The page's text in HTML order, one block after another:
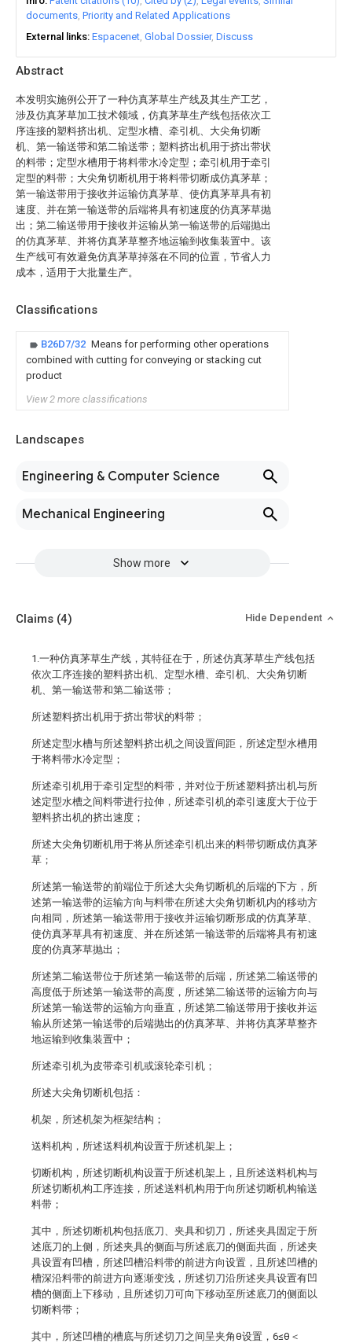
Abstract
本发明实施例公开了一种仿真茅草生产线及其生产工艺，
涉及仿真茅草加工技术领域，仿真茅草生产线包括依次工
序连接的塑料挤出机、定型水槽、牵引机、大尖角切断
机、第一输送带和第二输送带；塑料挤出机用于挤出带状
的料带；定型水槽用于将料带水冷定型；牵引机用于牵引
定型的料带；大尖角切断机用于将料带切断成仿真茅草；
第一输送带用于接收并运输仿真茅草、使仿真茅草具有初
速度、并在第一输送带的后端将具有初速度的仿真茅草抛
出；第二输送带用于接收并运输从第一输送带的后端抛出
的仿真茅草、并将仿真茅草整齐地运输到收集装置中。该
生产线可有效避免仿真茅草掉落在不同的位置，节省人力
成本，适用于大批量生产。
Classifications
B26D7/32 Means for performing other operations
combined with cutting for conveying or stacking cut
product
View 2 more classifications
Landscapes
Engineering & Computer Science
Mechanical Engineering
Show more
documents Priority and Related Applications
External links Espacenet Global Dossier Discuss
Claims (4) Hide Dependent
1.一种仿真茅草生产线，其特征在于，所述仿真茅草生产线包括
依次工序连接的塑料挤出机、定型水槽、牵引机、大尖角切断
机、第一输送带和第二输送带；
所述塑料挤出机用于挤出带状的料带；
所述定型水槽与所述塑料挤出机之间设置间距，所述定型水槽用
于将料带水冷定型；
所述牵引机用于牵引定型的料带，并对位于所述塑料挤出机与所
述定型水槽之间料带进行拉伸，所述牵引机的牵引速度大于位于
塑料挤出机的挤出速度；
所述大尖角切断机用于将从所述牵引机出来的料带切断成仿真茅
草；
所述第一输送带的前端位于所述大尖角切断机的后端的下方，所
述第一输送带的运输方向与料带在所述大尖角切断机内的移动方
向相同，所述第一输送带用于接收并运输切断形成的仿真茅草、
使仿真茅草具有初速度、并在所述第一输送带的后端将具有初速
度的仿真茅草抛出；
所述第二输送带位于所述第一输送带的后端，所述第二输送带的
高度低于所述第一输送带的高度，所述第二输送带的运输方向与
所述第一输送带的运输方向垂直，所述第二输送带用于接收并运
输从所述第一输送带的后端抛出的仿真茅草、并将仿真茅草整齐
地运输到收集装置中；
所述牵引机为皮带牵引机或滚轮牵引机；
所述大尖角切断机包括：
机架，所述机架为框架结构；
送料机构，所述送料机构设置于所述机架上；
切断机构，所述切断机构设置于所述机架上，且所述送料机构与
所述切断机构工序连接，所述送料机构用于向所述切断机构输送
料带；
其中，所述切断机构包括底刀、夹具和切刀，所述夹具固定于所
述底刀的上侧，所述夹具的侧面与所述底刀的侧面共面，所述夹
具设置有凹槽，所述凹槽沿料带的前进方向设置，且所述凹槽的
槽深沿料带的前进方向逐渐变浅，所述切刀沿所述夹具设置有凹
槽的侧面上下移动，且所述切刀可向下移动至所述底刀的侧面以
切断料带；
其中，所述凹槽的槽底与所述切刀之间呈夹角θ设置，6≤θ＜